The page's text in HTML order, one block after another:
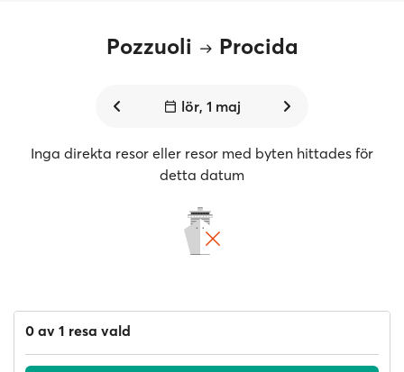
Pozzuoli Procida
lör, 1 maj
Inga direkta resor eller resor med byten hittades för
detta datum
0 av 1 resa vald